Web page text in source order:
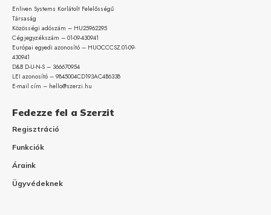
Enliven Systems Korlátolt Felelősségű
Társaság
Közösségi adószám – HU25962295
Cégjegyzékszám – 01-09-430941
Európai egyedi azonosító – HUOCCCSZ.01-09-
430941
D&B D-U-N-S – 366670954
LEI azonosító – 9845004CD193AC4B6338
E-mail cím – hello@szerzi.hu
Fedezze fel a Szerzit
Regisztráció
Funkciók
Áraink
Ügyvédeknek